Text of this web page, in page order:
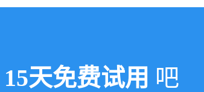
15天免费试用 吧